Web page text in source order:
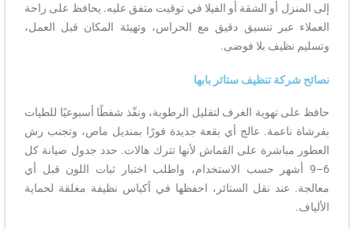
إلى المنزل أو الشقة أو الفيلا في توقيت متفق عليه. يحافظ على راحة
العملاء عبر تنسيق دقيق مع الحراس، وتهيئة المكان قبل العمل،
وتسليم نظيف بلا فوضى.
نصائح شركة تنظيف ستائر بابها
حافظ على تهوية الغرف لتقليل الرطوبة، ونفّذ شفطًا أسبوعيًا للطيات
بفرشاة ناعمة. عالج أي بقعة جديدة فورًا بمنديل ماص، وتجنب رش
العطور مباشرة على القماش لأنها تترك هالات. حدد جدول صيانة كل
6–9 أشهر حسب الاستخدام، واطلب اختبار ثبات اللون قبل أي
معالجة. عند نقل الستائر، احفظها في أكياس نظيفة مغلقة لحماية
الألياف.